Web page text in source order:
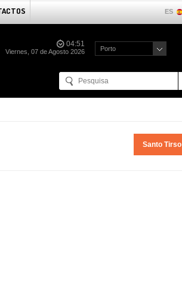
ES
04:51
Viernes, 07 de Agosto 2026 Porto
Santo Tirso